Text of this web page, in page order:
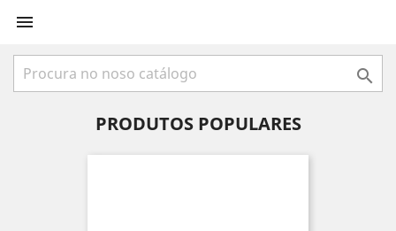


PRODUTOS POPULARES